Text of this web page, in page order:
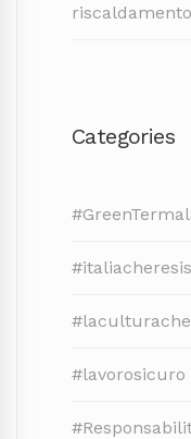
riscaldamento
Categories
#lavorosicuro